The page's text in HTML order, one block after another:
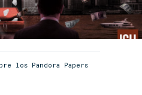
los Pandora Papers